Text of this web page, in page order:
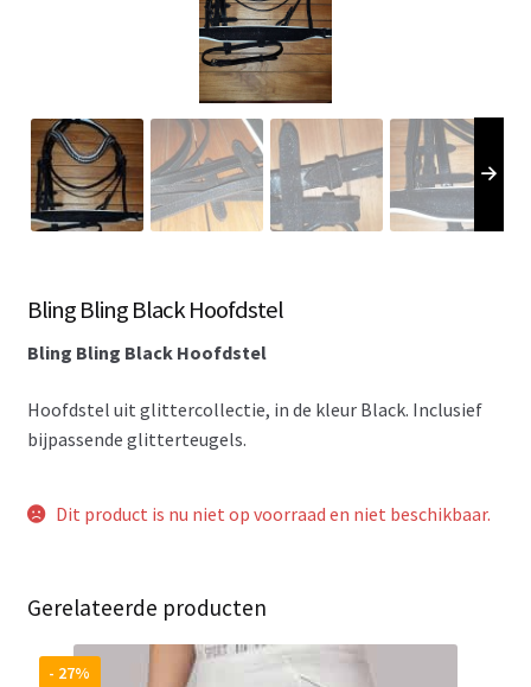
Bling Bling Black Hoofdstel
Bling Bling Black Hoofdstel
Hoofdstel uit glittercollectie, in de kleur Black. Inclusief
bijpassende glitterteugels.
Dit product is nu niet op voorraad en niet beschikbaar.
Gerelateerde producten
- 27%